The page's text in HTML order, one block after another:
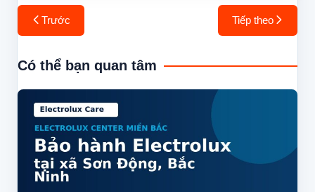
Điều
hướng
bài
Trước Tiếp theo
Có thể bạn quan tâm